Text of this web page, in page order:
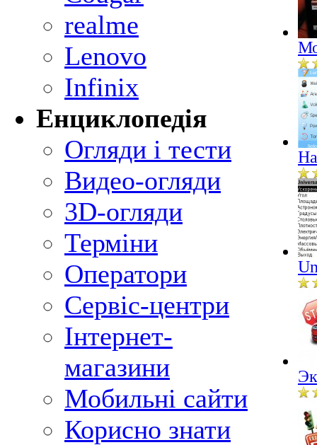
realme
Lenovo
Infinix
Енциклопедія
Огляди і тести
Видео-огляди
3D-огляди
Терміни
Оператори
Сервіс-центри
Інтернет-
магазини
Мобильні сайти
Корисно знати